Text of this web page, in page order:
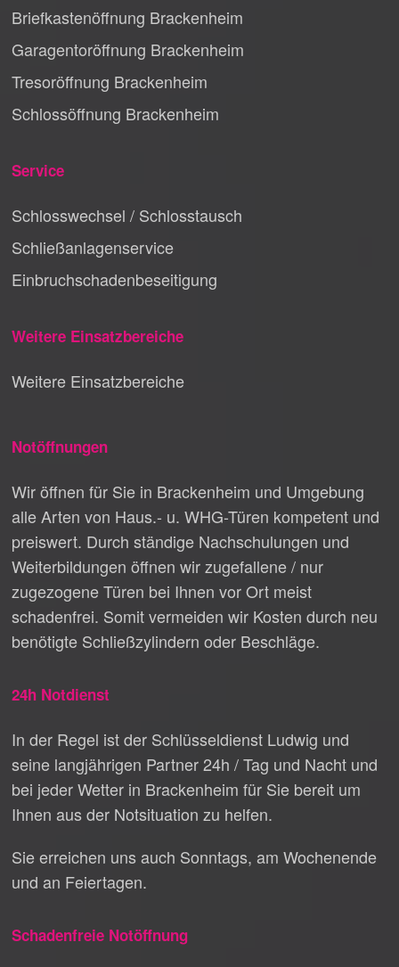
Briefkastenöffnung Brackenheim
Garagentoröffnung Brackenheim
Tresoröffnung Brackenheim
Schlossöffnung Brackenheim
Service
Schlosswechsel / Schlosstausch
Schließanlagenservice
Einbruchschadenbeseitigung
Weitere Einsatzbereiche
Weitere Einsatzbereiche
Notöffnungen
Wir öffnen für Sie in Brackenheim und Umgebung
alle Arten von Haus.- u. WHG-Türen kompetent und
preiswert. Durch ständige Nachschulungen und
Weiterbildungen öffnen wir zugefallene / nur
zugezogene Türen bei Ihnen vor Ort meist
schadenfrei. Somit vermeiden wir Kosten durch neu
benötigte Schließzylindern oder Beschläge.
24h Notdienst
In der Regel ist der Schlüsseldienst Ludwig und
seine langjährigen Partner 24h / Tag und Nacht und
bei jeder Wetter in Brackenheim für Sie bereit um
Ihnen aus der Notsituation zu helfen.
Sie erreichen uns auch Sonntags, am Wochenende
und an Feiertagen.
Schadenfreie Notöffnung